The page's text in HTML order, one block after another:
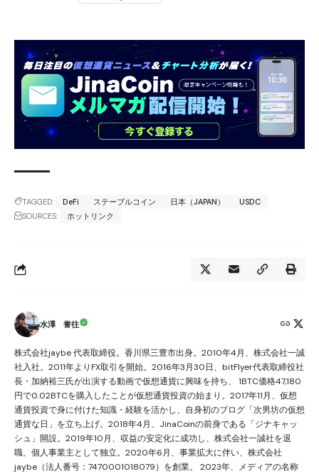
TAGGED: DeFi ステーブルコイン 日本（JAPAN）
USDC
SOURCES:
ホットリンク
水澤 誉往
株式会社jaybe 代表取締役。香川県三豊市出身。2010年4月、株式会社一誠
社入社。2011年よりFX取引を開始。2016年3月30日、bitFlyer代表取締役社
長・加納裕三氏が出演する動画で仮想通貨に興味を持ち、 1BTC価格47,180
円で0.02BTCを購入したことが仮想通貨投資の始まり。2017年11月、仮想
通貨投資で身に付けた知識・経験を活かし、自身初のブログ「次男坊の仮想
通貨な日」を立ち上げ。2018年4月、JinaCoinの前身である「ジナキャッ
シュ」開設。2019年10月、収益の安定化に成功し、株式会社一誠社を退
職、個人事業主として独立。2020年6月、事業拡大に伴い、株式会社
jaybe（法人番号：7470001018079）を創業。 2023年、メディアの名称